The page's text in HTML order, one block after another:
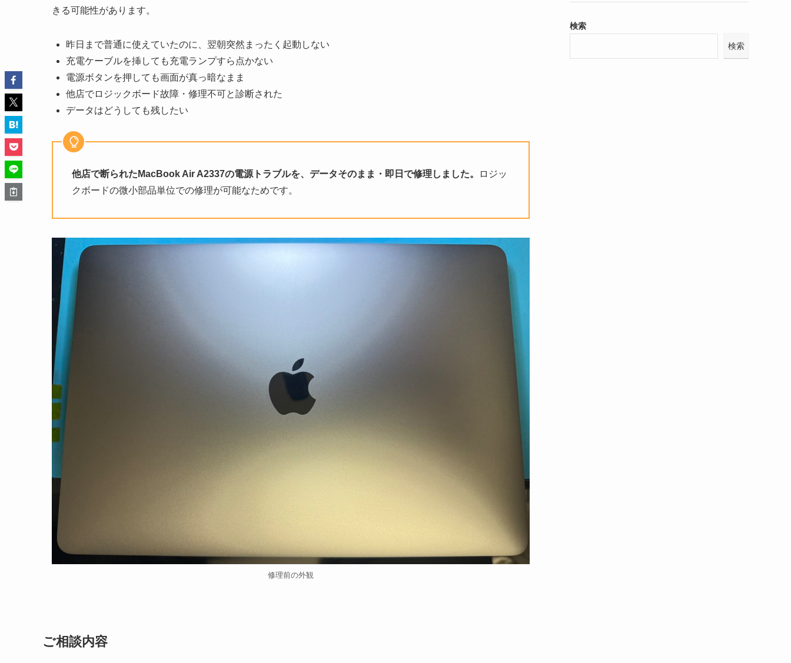
きる可能性があります。
昨日まで普通に使えていたのに、翌朝突然まったく起動しない
充電ケーブルを挿しても充電ランプすら点かない
電源ボタンを押しても画面が真っ暗なまま
他店でロジックボード故障・修理不可と診断された
データはどうしても残したい
他店で断られたMacBook Air A2337の電源トラブルを、データそのまま・即日で修理しました。
ロジッ
クボードの微小部品単位での修理が可能なためです。
修理前の外観
ご相談内容
検索
検索